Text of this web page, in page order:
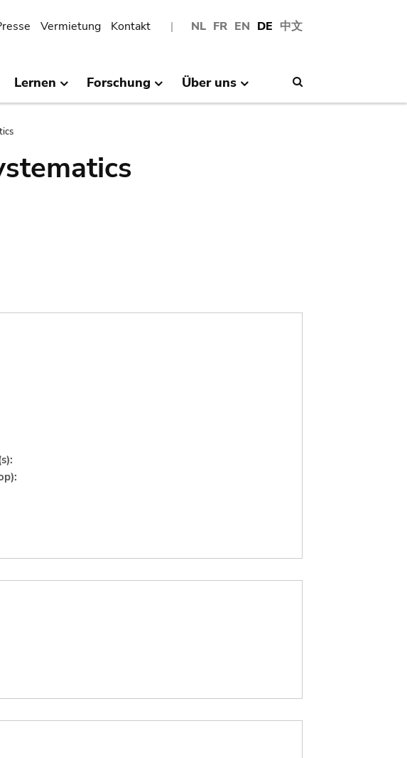
NL FR EN DE 中文
Vermietung Kontakt
Lernen Forschung Über uns